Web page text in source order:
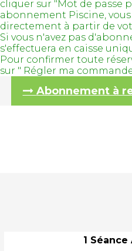
cliquer sur "Mot de passe
abonnement Piscine, vous
directement à partir de
Si vous n'avez pas
s'effectuera en caisse
Pour confirmer toute
sur " Régler ma
Abonnement à
1